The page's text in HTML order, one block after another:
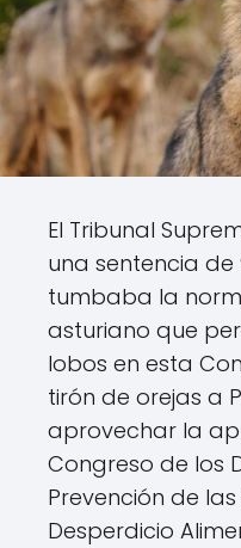
El Tribunal
una sentencia
tumbaba la
asturiano que
lobos en esta
tirón de orejas a
aprovechar la
Congreso de los
Prevención de
Desperdicio